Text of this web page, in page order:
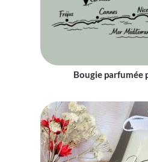
Bougie parfumée